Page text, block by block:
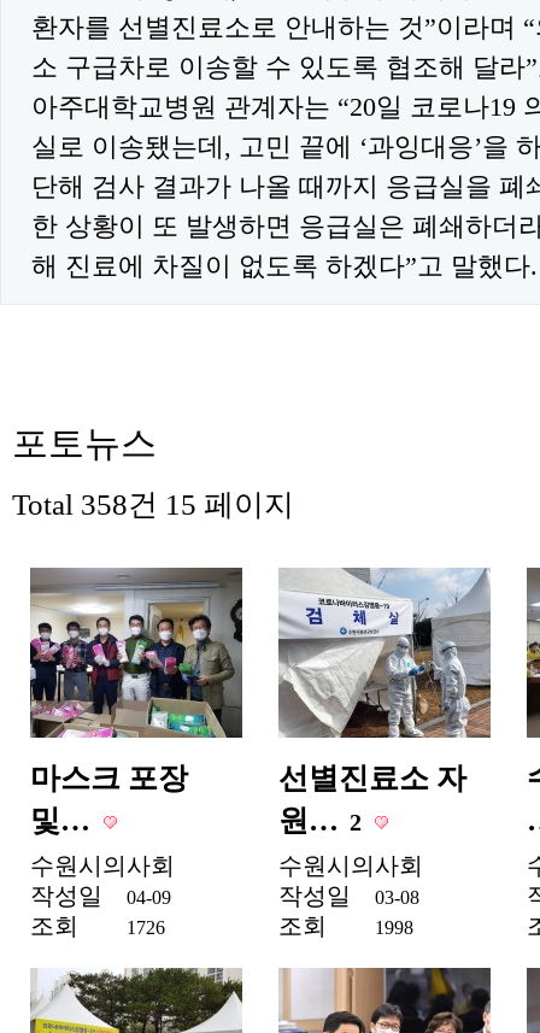
환자를 선별진료소로 안내하는 것”이라며
소 구급차로 이송할 수 있도록 협조해 달라
아주대학교병원 관계자는 “20일 코로나19
실로 이송됐는데, 고민 끝에 ‘과잉대응’을
단해 검사 결과가 나올 때까지 응급실을 폐
한 상황이 또 발생하면 응급실은 폐쇄하더
해 진료에 차질이 없도록 하겠다”고 말했다.
포토뉴스
Total 358건 15 페이지
마스크 포장
및…
수원시의사회
작성일
04-09
조회 1726
선별진료소 자
원… 2
수원시의사회
작성일
03-08
조회 1998